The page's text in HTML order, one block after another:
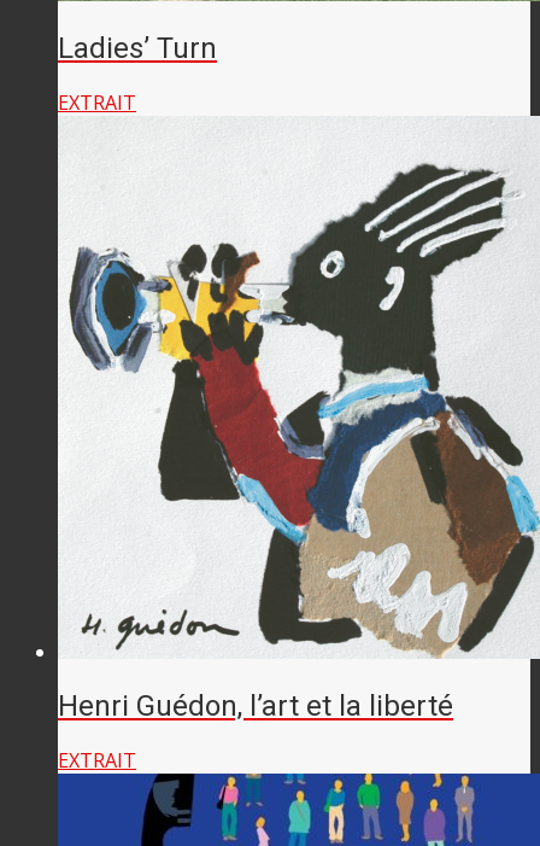
Ladies’ Turn
EXTRAIT
Henri Guédon, l’art et la liberté
EXTRAIT